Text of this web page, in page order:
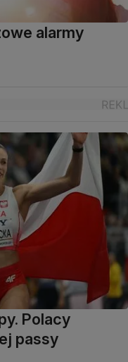
alarmy
Polacy
passy